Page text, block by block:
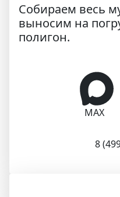
Собираем весь
выносим на
полигон.
MAX
8